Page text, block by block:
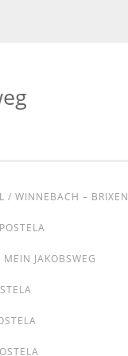
/ WINNEBACH – BRIXEN
MEIN JAKOBSWEG